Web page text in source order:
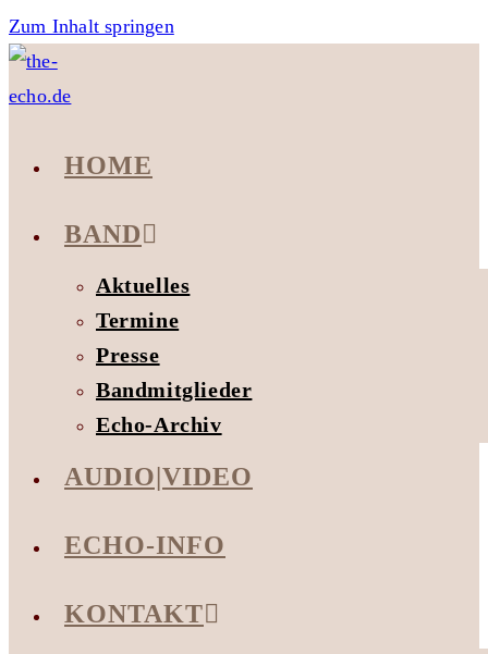
Zum Inhalt springen
HOME
BAND
Aktuelles
Termine
Presse
Bandmitglieder
Echo-Archiv
AUDIO|VIDEO
ECHO-INFO
KONTAKT